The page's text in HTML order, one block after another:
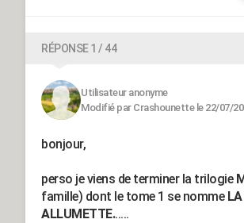
RÉPONSE 1 / 44
Utilisateur anonyme
Modifié par Crashounette le 22/07/
bonjour,
perso je viens de terminer la trilogie
famille) dont le tome 1 se nomme
ALLUMETTE......